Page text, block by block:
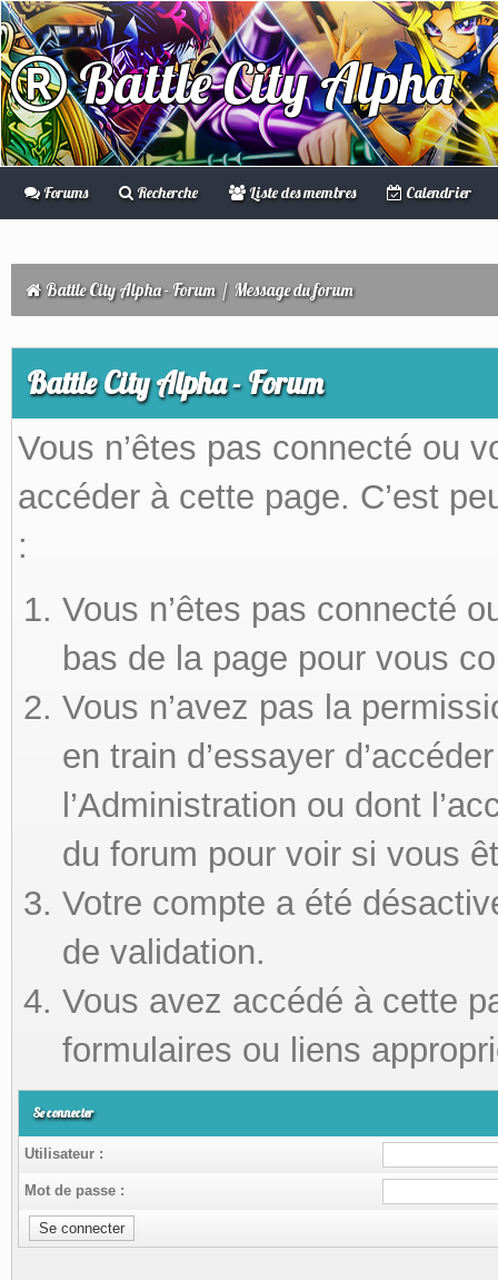
Battle City Alpha
Forums Recherche Liste des membres Calendrier
Battle City Alpha - Forum / Message du forum
Battle City Alpha - Forum
Vous n’êtes pas connecté ou
accéder à cette page. C’est
:
Vous n’êtes pas connecté
bas de la page pour vous
Vous n’avez pas la
en train d’essayer
l’Administration ou dont
du forum pour voir si vous
Votre compte a été
de validation.
Vous avez accédé à cette
formulaires ou liens
Se connecter
Utilisateur :
Mot de passe :